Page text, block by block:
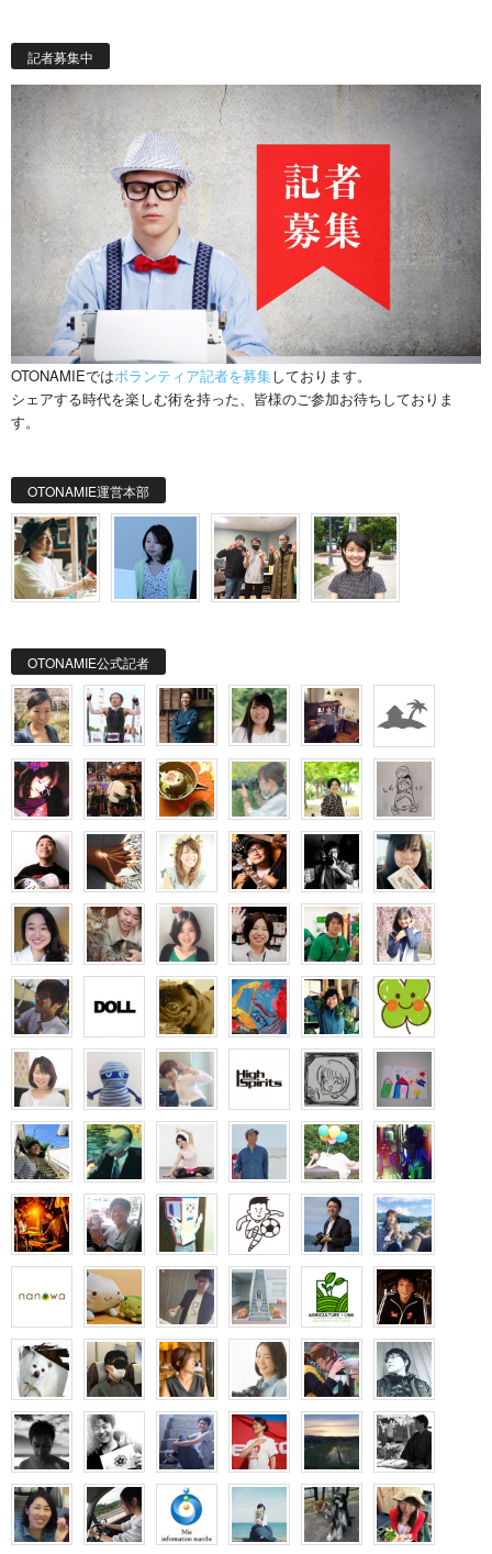
記者募集中
OTONAMIEではボランティア記者を募集しております。
シェアする時代を楽しむ術を持った、皆様のご参加お待ちしておりま
す。
OTONAMIE運営本部
OTONAMIE公式記者